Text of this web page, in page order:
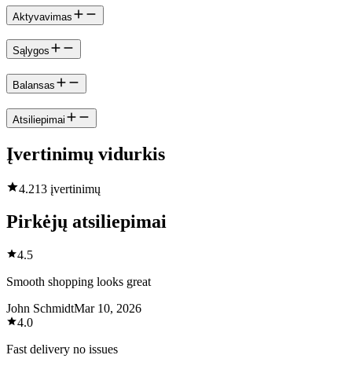
Aktyvavimas
Sąlygos
Balansas
Atsiliepimai
Įvertinimų vidurkis
4.213 įvertinimų
Pirkėjų atsiliepimai
4.5
Smooth shopping looks great
John SchmidtMar 10, 2026
4.0
Fast delivery no issues